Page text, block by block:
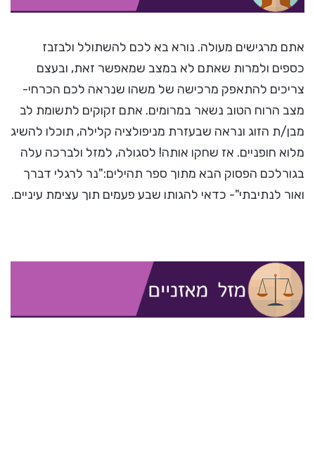
אתם מרגישים מעולה. נורא בא לכם להשתולל ולבזבז
כספים ולמרות שאתם לא במצב שמאפשר זאת, ובעצם
צריכים להתאפק מרכישה של משהו שנראה לכם הכרחי-
מצב הרוח הטוב נשאר במרומים. אתם זקוקים לתשומת לב
מבן/ת הזוג ונראה שבעזרת מניפולציה קלילה, תוכלו להשיג
מלוא חופניים. אז שחקו אותה! לסגולה, למזל ולברכה עלה
בגורלכם הפסוק הבא מתוך ספר תהילים:"נר לרגלי דברך
ואור לנתיבתי"- כדאי להגותו שבע פעמים תוך עצימת עיניים.